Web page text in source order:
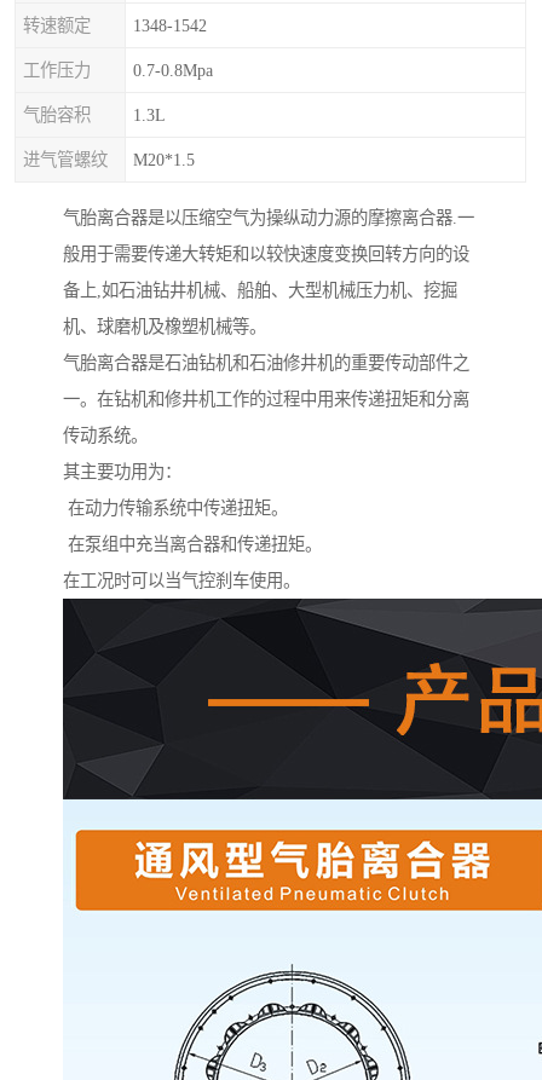
转速额定 1348-1542
工作压力 0.7-0.8Mpa
气胎容积 1.3L
进气管螺纹 M20*1.5
气胎离合器是以压缩空气为操纵动力源的摩擦离合器.一
般用于需要传递大转矩和以较快速度变换回转方向的设
备上,如石油钻井机械、船舶、大型机械压力机、挖掘
机、球磨机及橡塑机械等。
气胎离合器是石油钻机和石油修井机的重要传动部件之
一。在钻机和修井机工作的过程中用来传递扭矩和分离
传动系统。
其主要功用为：
在动力传输系统中传递扭矩。
在泵组中充当离合器和传递扭矩。
在工况时可以当气控刹车使用。